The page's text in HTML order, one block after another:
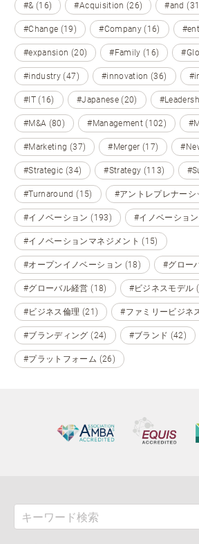
#& (16) #Acquisition (26) #and
#Change (19) #Company (16)
#expansion (20) #Family (16)
#industry (47) #innovation (36)
#IT (16) #Japanese (20)
#M&A (80) #Management (102)
#Marketing (37) #Merger (17)
#Strategic (34) #Strategy (113)
#Turnaround (15) #アントレプレナーシ
#イノベーション (193) #イノベーショ
#イノベーションマネジメント (15)
#オープンイノベーション (18) #グロー
#グローバル経営 (18) #ビジネスモデル
#ビジネス倫理 (21) #ファミリービジネ
#ブランディング (24) #ブランド (42)
#プラットフォーム (26)